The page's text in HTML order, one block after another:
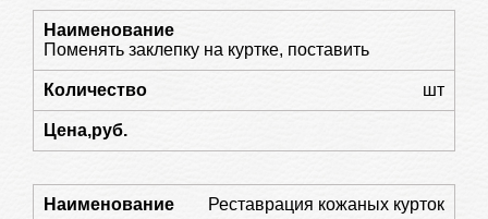
Поменять заклепку на куртке, поставить
шт
Реставрация кожаных курток